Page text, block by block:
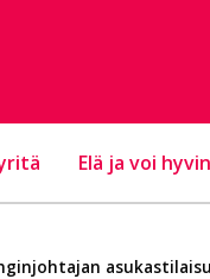
Elä ja voi hyvin